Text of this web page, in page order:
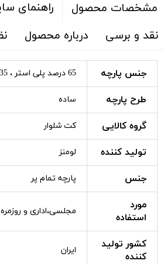
مشخصات محصول
راهنمای
نقد و برسی
درباره محصول
جنس پارچه 65 درصد پلی استر ، 35 درصد ویسکوز
طرح پارچه ساده
گروه کالایی کت شلوار
تولید کننده لومنز
جنس پارچه تمام پر
مورد
استفاده
مجلسی،اداری و روزمره
کشور تولید
کننده
ایران